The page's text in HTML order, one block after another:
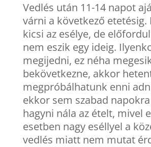
Vedlés után 11-14 napot
várni a következő etetésig.
kicsi az esélye, de
nem eszik egy ideig.
megijedni, ez néha
bekövetkezne, akkor
megpróbálhatunk enni
ekkor sem szabad
hagyni nála az ételt, mivel
esetben nagy eséllyel a
vedlés miatt nem mutat